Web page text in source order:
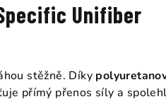
Unifiber
stěžně. Díky
přímý přenos síly a